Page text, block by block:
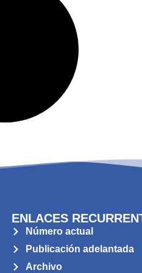
ENLACES
Número actual
Publicación adelantada
Archivo